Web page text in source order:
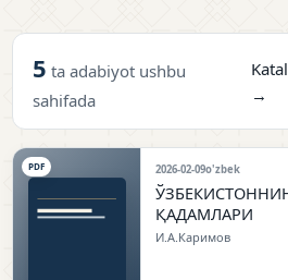
5 ta adabiyot ushbu
sahifada
→
PDF 2026-02-09o'zbek
ҚАДАМЛАРИ
И.А.Каримов